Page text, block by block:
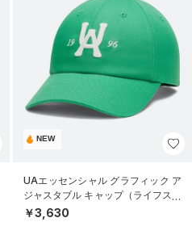
NEW
UAエッセンシャル グラフィック ア
ジャスタブル キャップ（ライフスタ
イル/UNISEX）
￥3,630